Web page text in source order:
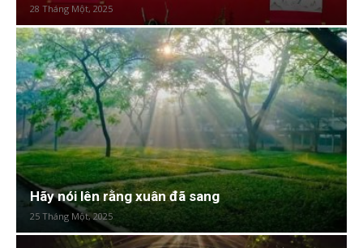
28 Tháng Một, 2025
Hãy nói lên rằng xuân đã sang
25 Tháng Một, 2025